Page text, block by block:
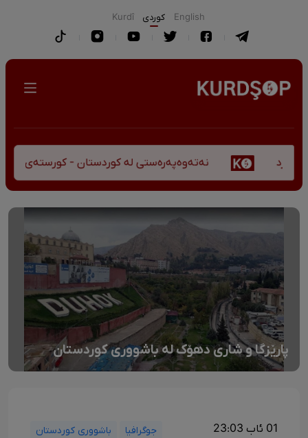
English كوردی Kurdî
نەتەوەپەرەستی لە کوردستان - کورستەی
پارێزگا و شاری دهۆک لە باشووری کوردستان
01 ئاب 23:03 جوگرافیا باشووری کوردستان